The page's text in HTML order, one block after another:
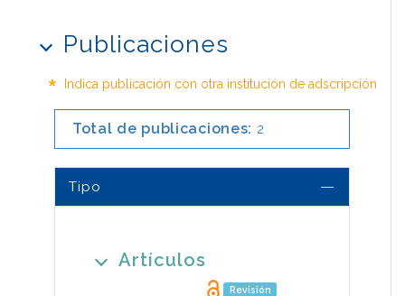
Publicaciones
* Indica publicación con otra institución de adscripción
Total de publicaciones: 2
Tipo
Artículos
Revisión